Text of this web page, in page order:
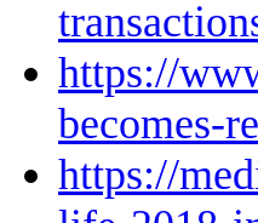
https://
becomes-
https://